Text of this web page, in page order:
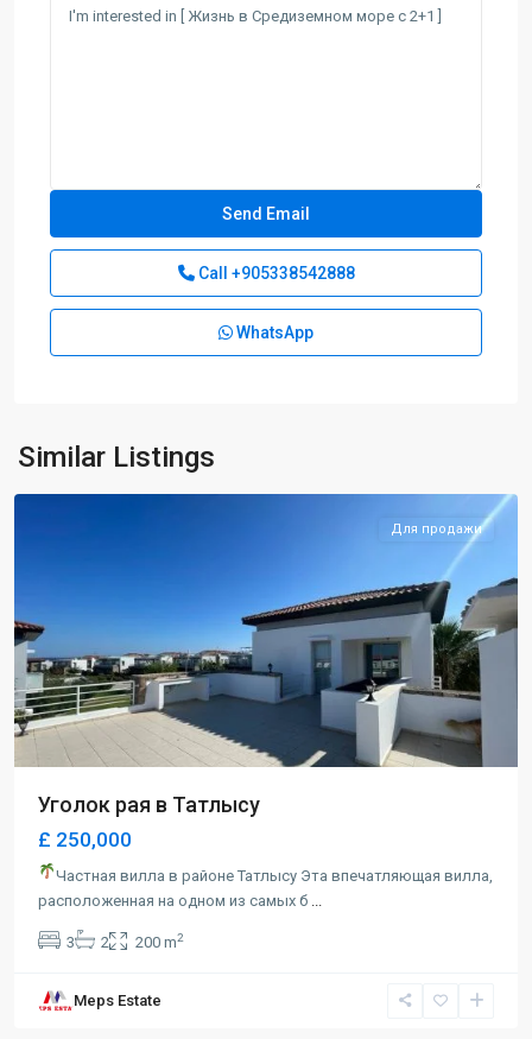
Call +905338542888
WhatsApp
Similar Listings
Tatlısu
Magusa
Для продажи
Уголок рая в Татлысу
£ 250,000
Частная вилла в районе Татлысу Эта впечатляющая вилла,
расположенная на одном из самых б
3 2 200 m2
Meps Estate
Beach,